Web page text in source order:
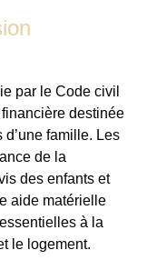
par le Code civil
destinée
famille. Les
de la
des enfants et
aide matérielle
à la
le logement.